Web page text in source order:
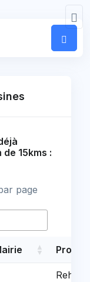
15kms :
page
Projet